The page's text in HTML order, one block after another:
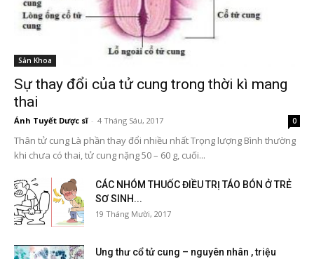
Sản Khoa
Sự thay đổi của tử cung trong thời kì mang
thai
Ánh Tuyết Dược sĩ - 4 Tháng Sáu, 2017 0
Thân tử cung Là phần thay đổi nhiều nhất Trọng lượng Bình thường
khi chưa có thai, tử cung nặng 50 – 60 g, cuối...
CÁC NHÓM THUỐC ĐIỀU TRỊ TÁO BÓN Ở TRẺ
SƠ SINH...
19 Tháng Mười, 2017
Ung thư cổ tử cung – nguyên nhân , triệu